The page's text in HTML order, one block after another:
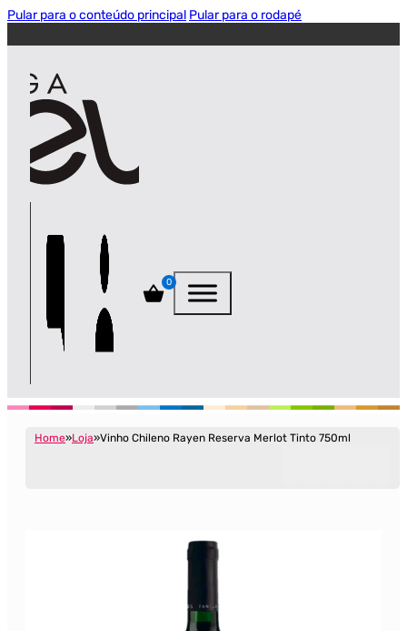
Pular para o conteúdo principal Pular para o rodapé
0
Home Loja Vinho Chileno Rayen Reserva Merlot Tinto 750ml